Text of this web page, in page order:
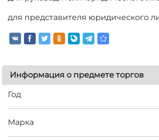
для представителя юридического
Информация о предмете торгов
Год
Марка